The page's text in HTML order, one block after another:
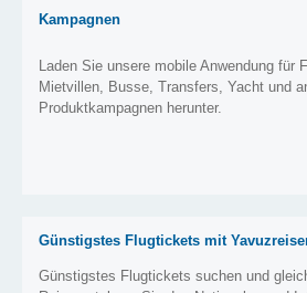
Kampagnen
Laden Sie unsere mobile Anwendung für
Mietvillen, Busse, Transfers, Yacht und
Produktkampagnen herunter.
Günstigstes Flugtickets mit
Günstigstes Flugtickets suchen und